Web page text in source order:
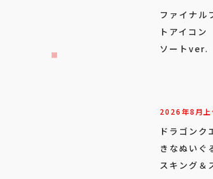
ファイナ
トアイコ
ソートver.